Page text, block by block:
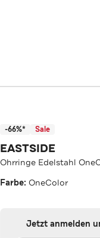
-66%* Sale
EASTSIDE
Ohrringe Edelstahl
Farbe: OneColor
Jetzt anmelden